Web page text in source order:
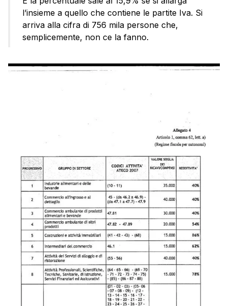
l’insieme a quello che contiene le partite Iva. Si
arriva alla cifra di 756 mila persone che,
semplicemente, non ce la fanno.